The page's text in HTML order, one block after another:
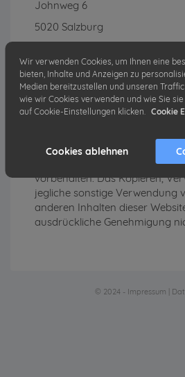
Johnweg 6
5020 Salzburg
office@wama-wohnbau.at
www.wama-wohnbau.at
Copyright
© 2024 WAMA Bauträger
vorbehalten. Das Kopieren,
jegliche sonstige Verwendung
anderen Inhalten dieser
ausdrückliche Genehmigung
© 2024 - Impressum |
Wir verwenden Cookies, um Ihnen eine
bieten, Inhalte und Anzeigen zu
Medien bereitzustellen und unseren Traffic
wie wir Cookies verwenden und wie Sie
auf Cookie-Einstellungen klicken.
Cookie
Cookies ablehnen